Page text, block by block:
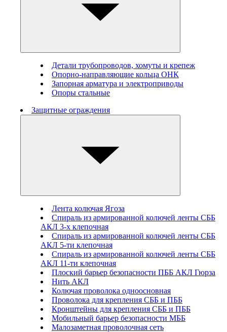
Детали трубопроводов, хомуты и крепеж
Опорно-направляющие кольца ОНК
Запорная арматура и электроприводы
Опоры стальные
Защитные ограждения
Лента колючая Ягоза
Спираль из армированной колючей ленты СББ
АКЛ 3-х клепочная
Спираль из армированной колючей ленты СББ
АКЛ 5-ти клепочная
Спираль из армированной колючей ленты СББ
АКЛ 11-ти клепочная
Плоский барьер безопасности ПББ АКЛ Гюрза
Нить АКЛ
Колючая проволока одноосновная
Проволока для крепления СББ и ПББ
Кронштейны для крепления СББ и ПББ
Мобильный барьер безопасности МББ
Малозаметная проволочная сеть